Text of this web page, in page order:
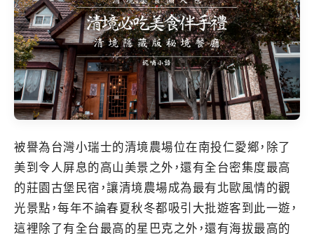
被譽為台灣小瑞士的清境農場位在南投仁愛鄉，除了
美到令人屏息的高山美景之外，還有全台密集度最高
的莊園古堡民宿，讓清境農場成為最有北歐風情的觀
光景點，每年不論春夏秋冬都吸引大批遊客到此一遊，
這裡除了有全台最高的星巴克之外，還有海拔最高的